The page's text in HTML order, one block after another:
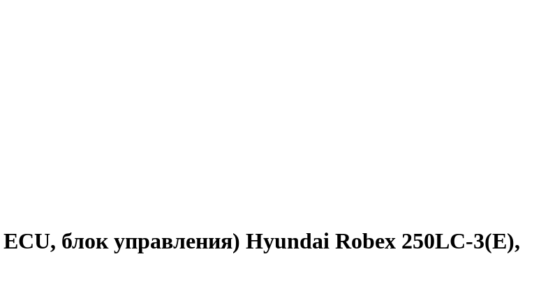
блок управления) Hyundai Robex 250LC-3(E),